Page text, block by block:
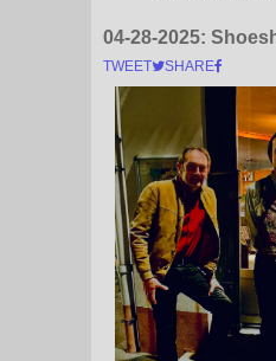
04-28-2025:
TWEET SHARE